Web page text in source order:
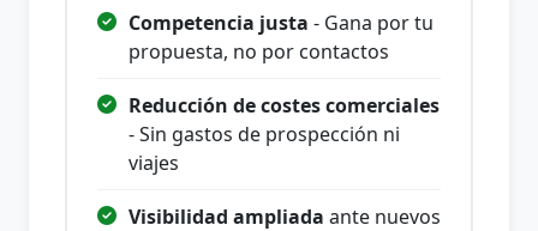
Competencia justa - Gana por tu
propuesta, no por contactos
Reducción de costes comerciales
- Sin gastos de prospección ni
viajes
Visibilidad ampliada ante nuevos